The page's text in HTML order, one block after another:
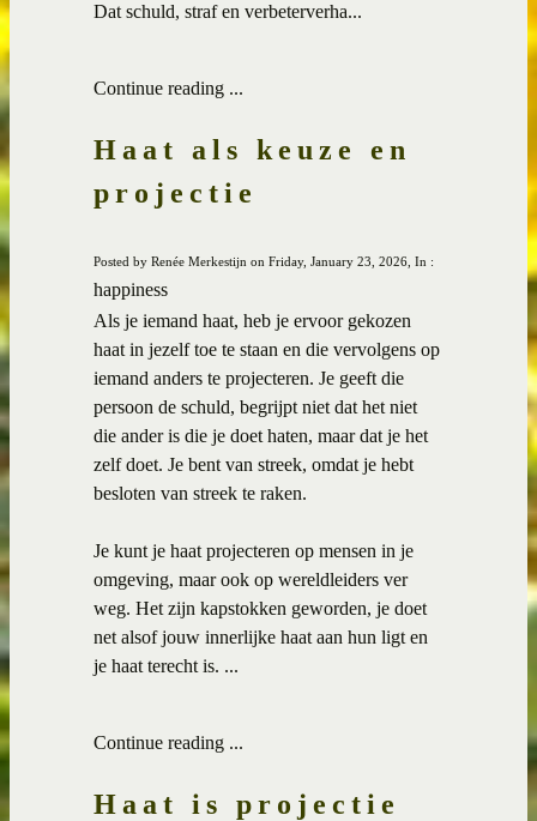
Dat schuld, straf en verbeterverha...
Continue reading ...
Haat als keuze en
projectie
Posted by Renée Merkestijn on Friday, January 23, 2026, In :
happiness
Als je iemand haat, heb je ervoor gekozen
haat in jezelf toe te staan en die vervolgens op
iemand anders te projecteren. Je geeft die
persoon de schuld, begrijpt niet dat het niet
die ander is die je doet haten, maar dat je het
zelf doet. Je bent van streek, omdat je hebt
besloten van streek te raken.
Je kunt je haat projecteren op mensen in je
omgeving, maar ook op wereldleiders ver
weg. Het zijn kapstokken geworden, je doet
net alsof jouw innerlijke haat aan hun ligt en
je haat terecht is. ...
Continue reading ...
Haat is projectie